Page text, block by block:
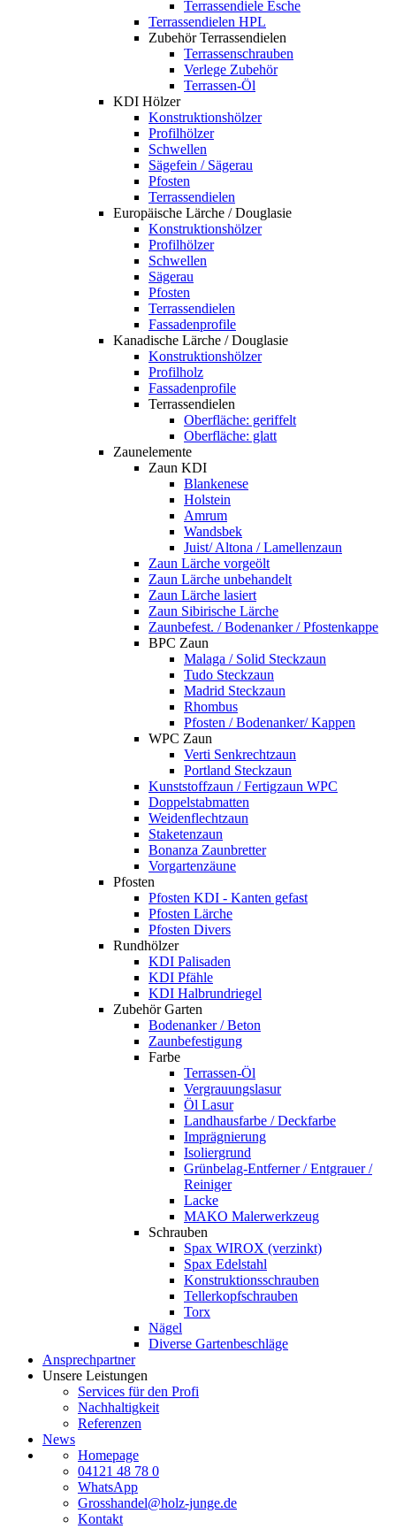
Terrassendiele Esche
Terrassendielen HPL
Zubehör Terrassendielen
Terrassenschrauben
Verlege Zubehör
Terrassen-Öl
KDI Hölzer
Konstruktionshölzer
Profilhölzer
Schwellen
Sägefein / Sägerau
Pfosten
Terrassendielen
Europäische Lärche / Douglasie
Konstruktionshölzer
Profilhölzer
Schwellen
Sägerau
Pfosten
Terrassendielen
Fassadenprofile
Kanadische Lärche / Douglasie
Konstruktionshölzer
Profilholz
Fassadenprofile
Terrassendielen
Oberfläche: geriffelt
Oberfläche: glatt
Zaunelemente
Zaun KDI
Blankenese
Holstein
Amrum
Wandsbek
Juist/ Altona / Lamellenzaun
Zaun Lärche vorgeölt
Zaun Lärche unbehandelt
Zaun Lärche lasiert
Zaun Sibirische Lärche
Zaunbefest. / Bodenanker / Pfostenkappe
BPC Zaun
Malaga / Solid Steckzaun
Tudo Steckzaun
Madrid Steckzaun
Rhombus
Pfosten / Bodenanker/ Kappen
WPC Zaun
Verti Senkrechtzaun
Portland Steckzaun
Kunststoffzaun / Fertigzaun WPC
Doppelstabmatten
Weidenflechtzaun
Staketenzaun
Bonanza Zaunbretter
Vorgartenzäune
Pfosten
Pfosten KDI - Kanten gefast
Pfosten Lärche
Pfosten Divers
Rundhölzer
KDI Palisaden
KDI Pfähle
KDI Halbrundriegel
Zubehör Garten
Bodenanker / Beton
Zaunbefestigung
Farbe
Terrassen-Öl
Vergrauungslasur
Öl Lasur
Landhausfarbe / Deckfarbe
Imprägnierung
Isoliergrund
Grünbelag-Entferner / Entgrauer /
Reiniger
Lacke
MAKO Malerwerkzeug
Schrauben
Spax WIROX (verzinkt)
Spax Edelstahl
Konstruktionsschrauben
Tellerkopfschrauben
Torx
Nägel
Diverse Gartenbeschläge
Ansprechpartner
Unsere Leistungen
Services für den Profi
Nachhaltigkeit
Referenzen
News
Homepage
04121 48 78 0
WhatsApp
Grosshandel@holz-junge.de
Kontakt